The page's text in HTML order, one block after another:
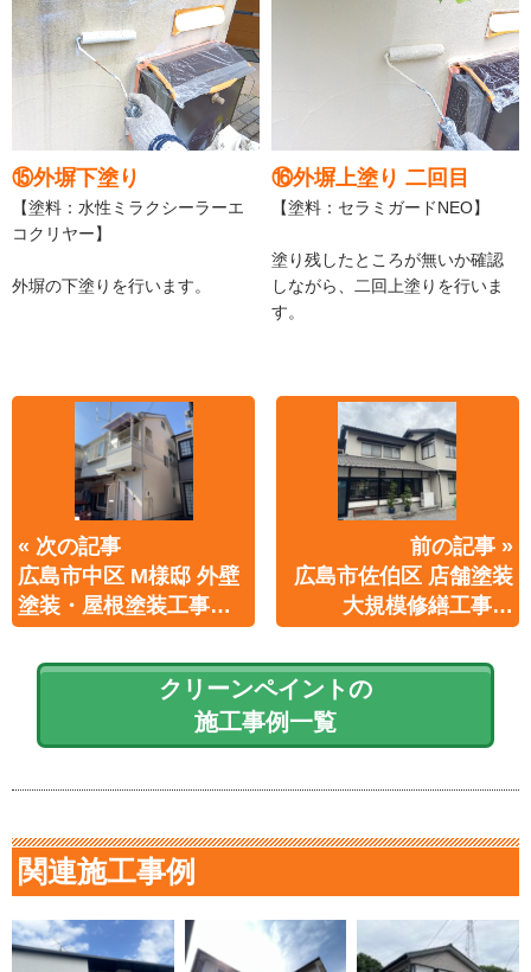
⑮外塀下塗り
【塗料：水性ミラクシーラーエ
コクリヤー】
外塀の下塗りを行います。
⑯外塀上塗り 二回目
【塗料：セラミガードNEO】
塗り残したところが無いか確認
しながら、二回上塗りを行いま
す。
« 次の記事
広島市中区 M様邸 外壁
塗装・屋根塗装工事…
前の記事 »
広島市佐伯区 店舗塗装
大規模修繕工事…
クリーンペイントの
施工事例一覧
関連施工事例